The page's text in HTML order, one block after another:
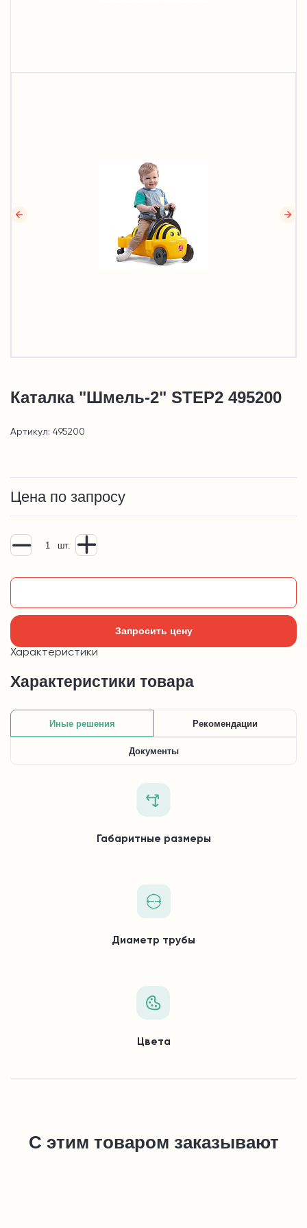
Каталка "Шмель-2" STEP2 495200
Артикул: 495200
Цена по запросу
шт.
Запросить цену
Характеристики
Характеристики товара
Иные решения Рекомендации
Документы
Габаритные размеры
Диаметр трубы
Цвета
С этим товаром заказывают